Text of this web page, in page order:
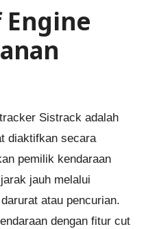
Sistrack adalah
diaktifkan secara
pemilik kendaraan
jauh melalui
atau pencurian.
dengan fitur cut